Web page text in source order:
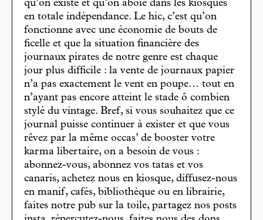
qu’on existe et qu’on aboie dans les kiosques
en totale indépendance. Le hic, c’est qu’on
fonctionne avec une économie de bouts de
ficelle et que la situation financière des
journaux pirates de notre genre est chaque
jour plus difficile : la vente de journaux papier
n’a pas exactement le vent en poupe… tout en
n’ayant pas encore atteint le stade ô combien
stylé du vintage. Bref, si vous souhaitez que ce
journal puisse continuer à exister et que vous
rêvez par la même occas’ de booster votre
karma libertaire, on a besoin de vous :
abonnez-vous, abonnez vos tatas et vos
canaris, achetez nous en kiosque, diffusez-nous
en manif, cafés, bibliothèque ou en librairie,
faites notre pub sur la toile, partagez nos posts